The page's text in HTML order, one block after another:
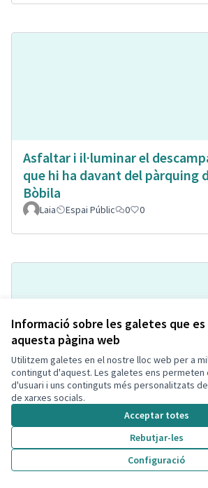
Informació sobre les galetes que
aquesta pàgina web
Utilitzem galetes en el nostre lloc web per a
contingut d'aquest. Les galetes ens permeten
d'usuari i uns continguts més personalitzats
de xarxes socials.
Acceptar totes
Rebutjar-les
Configuració
Asfaltar i il·luminar el
que hi ha davant del pàrquing
Bòbila
Laia Espai Públic 0 0
Seguretat escala lateral a
l'Ajuntament i carrer de les
Espai Públic 1 1